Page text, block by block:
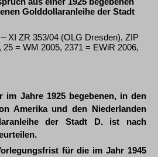
Golddollaranleihe der Stadt
XI ZR 353/04 (OLG Dresden), ZIP
25 = WM 2005, 2371 = EWiR 2006,
im Jahre 1925 begebenen, in den
Amerika und den Niederlanden
der Stadt D. ist nach
für die im Jahr 1945